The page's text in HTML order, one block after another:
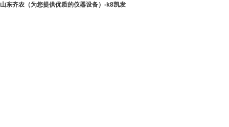
山东齐农（为您提供优质的仪器设备）-k8凯发